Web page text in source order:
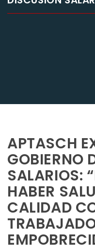
APTASCH
GOBIERNO
SALARIOS:
HABER
CALIDAD